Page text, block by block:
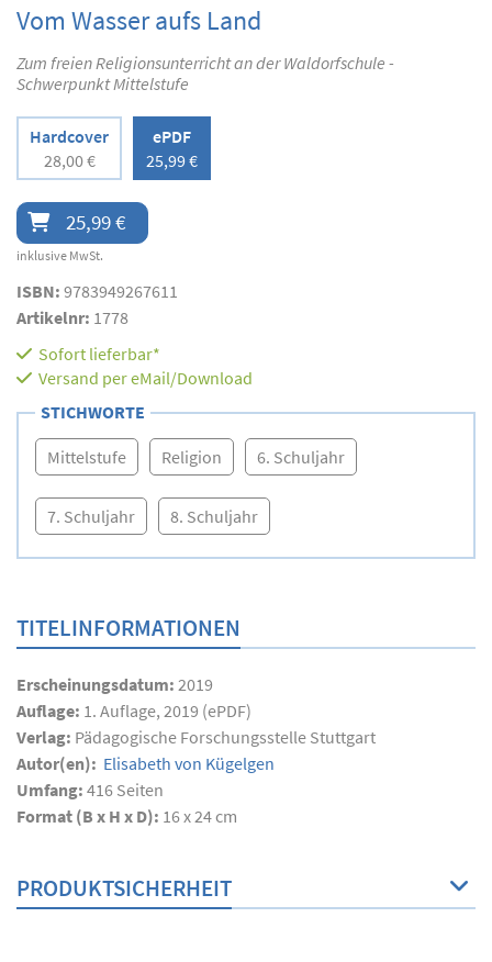
Vom Wasser aufs Land
Zum freien Religionsunterricht an der Waldorfschule -
Schwerpunkt Mittelstufe
Hardcover
28,00 €
ePDF
25,99 €
25,99 €
inklusive MwSt.
ISBN: 9783949267611
Artikelnr: 1778
Sofort lieferbar*
Versand per eMail/Download
STICHWORTE
Mittelstufe Religion 6. Schuljahr
7. Schuljahr 8. Schuljahr
TITELINFORMATIONEN
Erscheinungsdatum: 2019
Auflage: 1. Auflage, 2019 (ePDF)
Verlag: Pädagogische Forschungsstelle Stuttgart
Autor(en): Elisabeth von Kügelgen
Umfang: 416 Seiten
Format (B x H x D): 16 x 24 cm
PRODUKTSICHERHEIT